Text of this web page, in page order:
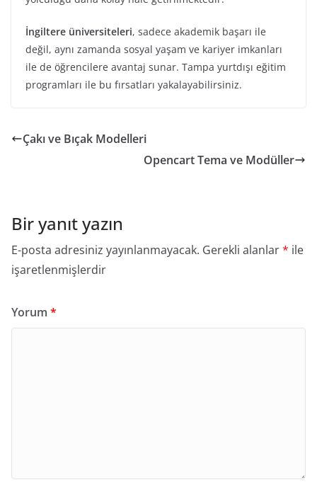
İngiltere üniversiteleri, sadece akademik başarı ile
değil, aynı zamanda sosyal yaşam ve kariyer imkanları
ile de öğrencilere avantaj sunar. Tampa yurtdışı eğitim
programları ile bu fırsatları yakalayabilirsiniz.
Çakı ve Bıçak Modelleri
Opencart Tema ve Modüller
Bir yanıt yazın
E-posta adresiniz yayınlanmayacak. Gerekli alanlar* ile
işaretlenmişlerdir
Yorum *